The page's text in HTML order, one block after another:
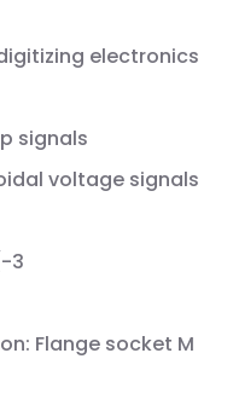
electronics
signals
voltage signals
3
Flange socket M